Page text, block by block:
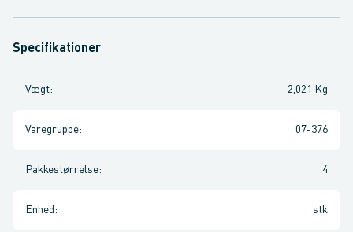
Specifikationer
Vægt: 2,021 Kg
Varegruppe: 07-376
Pakkestørrelse: 4
Enhed : stk